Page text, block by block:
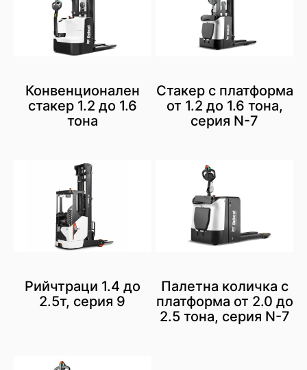
Конвенционален
стакер 1.2 до 1.6
тона
Стакер с платформа
от 1.2 до 1.6 тона,
серия N-7
Рийчтраци 1.4 до
2.5т, серия 9
Палетна количка с
платформа от 2.0 до
2.5 тона, серия N-7